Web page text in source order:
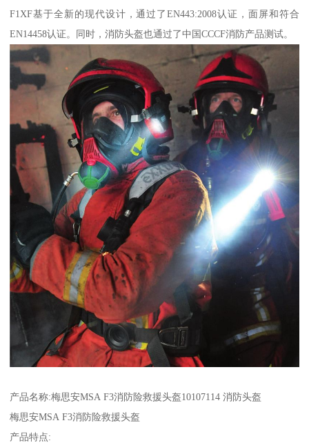
F1XF基于全新的现代设计，通过了EN443:2008认证，面屏和符合
EN14458认证。同时，消防头盔也通过了中国CCCF消防产品测试。
产品名称:梅思安MSA F3消防险救援头盔10107114 消防头盔
梅思安MSA F3消防险救援头盔
产品特点: